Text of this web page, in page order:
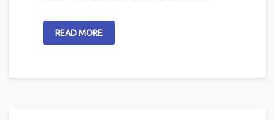
READ MORE